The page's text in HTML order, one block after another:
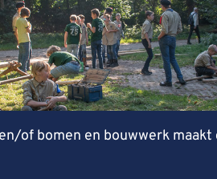
of bomen en bouwwerk maakt